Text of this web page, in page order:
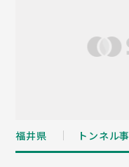
福井県 トンネル